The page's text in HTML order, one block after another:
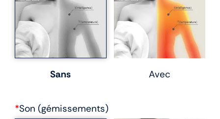
Sans Avec
*Son (gémissements)